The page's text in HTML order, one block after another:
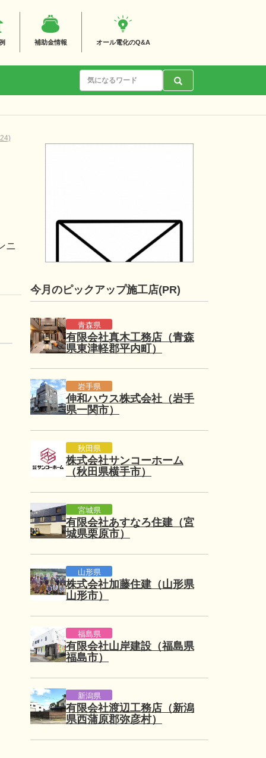
補助金情報 オール電化のQ&A
ニ
今月のピックアップ施工店(PR)
青森県
有限会社真木工務店（青森
県東津軽郡平内町）
岩手県
伸和ハウス株式会社（岩手
県一関市）
秋田県
株式会社サンコーホーム
（秋田県横手市）
宮城県
有限会社あすなろ住建（宮
城県栗原市）
山形県
株式会社加藤住建（山形県
山形市）
福島県
有限会社山岸建設（福島県
福島市）
新潟県
有限会社渡辺工務店（新潟
県西蒲原郡弥彦村）